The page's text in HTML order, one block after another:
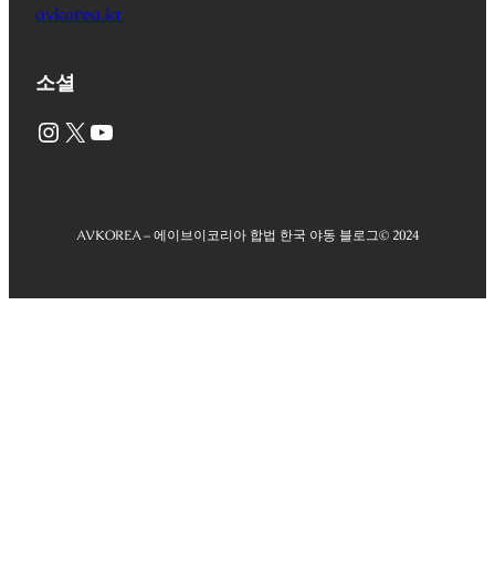
avkorea.kr
소셜
Instagram X YouTube
AVKOREA – 에이브이코리아 합법 한국 야동 블로그© 2024